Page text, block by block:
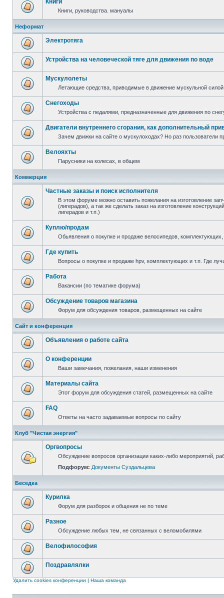
Книги
Книги, руководства. мануалы
Неформат
Электротяга
Устройства на человеческой тяге для движения по воде
Мускулолеты
Летающие средства, приводимые в движение мускульной силой
Снегоходы
Устройства с педалями, предназначенные для движения по
Двигатели внутреннего сгорания, как дополнительный
Зачем движки на сайте о мускулоходах? Но раз пользователи
Велояхты
Парусники на колесах, в общем
Коммерция
Частные заказы и поиск исполнителя
В этом форуме можно оставить пожелания на изготовление
(лигерадов), а так же сделать заказ на изготовление
лигерадов и т.п.)
Куплю/продам
Обьявления о покупке и продаже велосипедов,
Где купить
Вопросы о покупке и продаже hpv, комплектующих и т.п. Где
Работа
Вакансии (по тематике форума)
Обсуждение товаров магазина
Форум для обсуждения товаров, размещенных на сайте
Сайт и конференция
Объявления о работе сайта
О конференции
Ваши замечания, пожелания, наши изменения
Материалы сайта
Этот форум для обсуждения статей, размещенных на сайте
FAQ
Ответы на часто задаваемые вопросы по сайту
Клуб "Чистая энергия"
Оргвопросы
Обсуждение вопросов организации каких-либо мероприятий,
Подфорум: Документы Суздальцева
Беседка
Курилка
Форум для разборок и общения не по теме
Разное
Обсуждение любых тем, не связанных с веломобилями
Велофилософия
Поздравлялки
Удалить cookies конференции | Наша команда